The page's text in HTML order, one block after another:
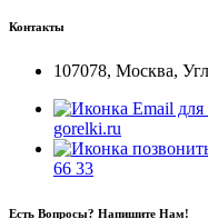
Контакты
107078, Москва,
gorelki.ru
66 33
Есть Вопросы? Напишите Нам!